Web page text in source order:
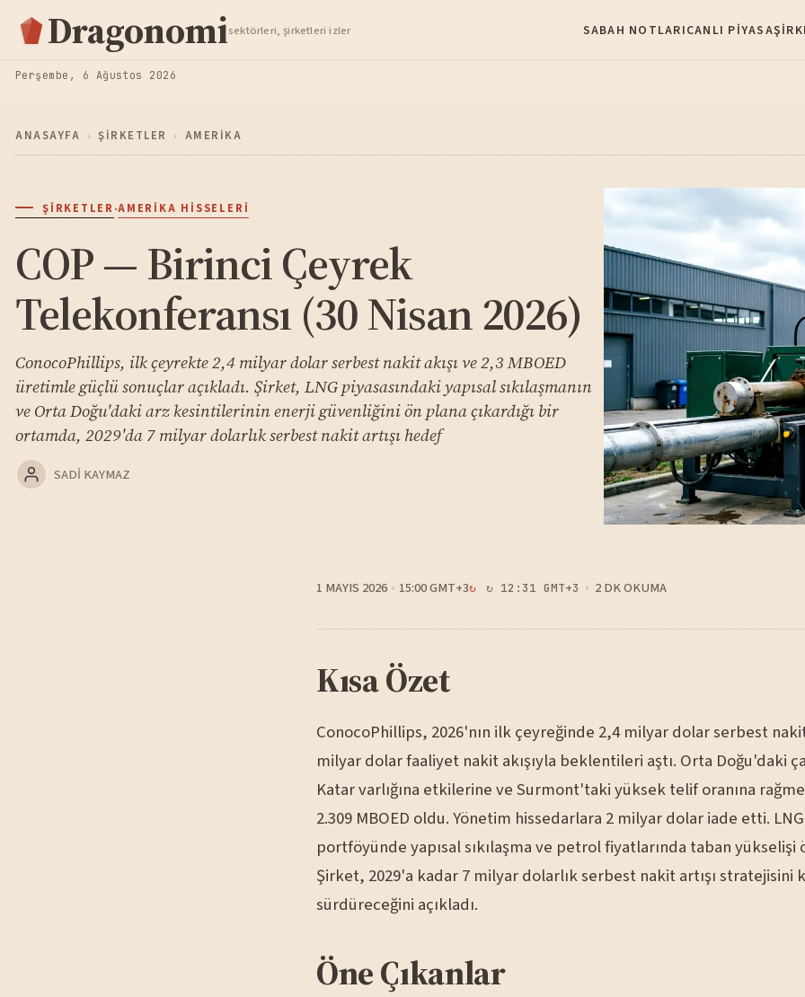
Dragonomisektörleri, şirketleri izler SABAH NOTLARICANLI PIYASA
Perşembe, 6 Ağustos 2026
ANASAYFA › ŞIRKETLER › AMERIKA
ŞIRKETLER·AMERIKA HISSELERI
COP — Birinci Çeyrek
Telekonferansı (30 Nisan 2026)
ConocoPhillips, ilk çeyrekte 2,4 milyar dolar serbest nakit akışı ve 2,3 MBOED
üretimle güçlü sonuçlar açıkladı. Şirket, LNG piyasasındaki yapısal sıkılaşmanın
ve Orta Doğu'daki arz kesintilerinin enerji güvenliğini ön plana çıkardığı bir
ortamda, 2029'da 7 milyar dolarlık serbest nakit artışı hedef
SADI KAYMAZ
1 MAYIS 2026 15:00 GMT+3 ↻ 12:31 GMT+3 2 DK OKUMA
Kısa Özet
ConocoPhillips, 2026'nın ilk çeyreğinde 2,4 milyar dolar serbest nakit
milyar dolar faaliyet nakit akışıyla beklentileri aştı. Orta Doğu'daki
Katar varlığına etkilerine ve Surmont'taki yüksek telif oranına
2.309 MBOED oldu. Yönetim hissedarlara 2 milyar dolar iade etti. LNG
portföyünde yapısal sıkılaşma ve petrol fiyatlarında taban yükselişi
Şirket, 2029'a kadar 7 milyar dolarlık serbest nakit artışı stratejisini
sürdüreceğini açıkladı.
Öne Çıkanlar